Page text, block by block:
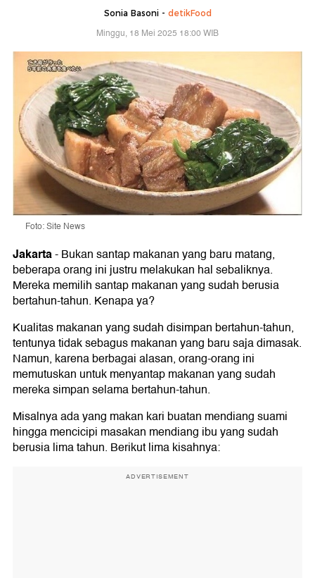
Sonia Basoni - detikFood
Minggu, 18 Mei 2025 18:00 WIB
Foto: Site News
Jakarta-Bukan santap makanan yang baru matang,
beberapa orang ini justru melakukan hal sebaliknya.
Mereka memilih santap makanan yang sudah berusia
bertahun-tahun. Kenapa ya?
Kualitas makanan yang sudah disimpan bertahun-tahun,
tentunya tidak sebagus makanan yang baru saja dimasak.
Namun, karena berbagai alasan, orang-orang ini
memutuskan untuk menyantap makanan yang sudah
mereka simpan selama bertahun-tahun.
Misalnya ada yang makan kari buatan mendiang suami
hingga mencicipi masakan mendiang ibu yang sudah
berusia lima tahun. Berikut lima kisahnya:
ADVERTISEMENT